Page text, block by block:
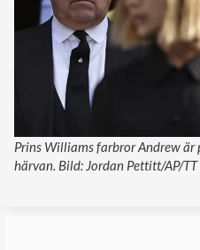
Prins Williams farbror Andrew är
härvan. Bild: Jordan Pettitt/AP/TT